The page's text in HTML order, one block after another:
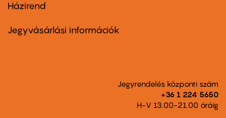
Footer
second
Házirend
Jegyvásárlási információk
Jegyrendelés központi szám
+36 1 224 5650
H-V 13.00-21.00 óráig